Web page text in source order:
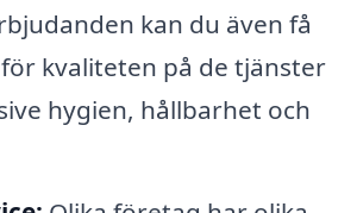
kan du även få
kvaliteten på de tjänster
hygien, hållbarhet och